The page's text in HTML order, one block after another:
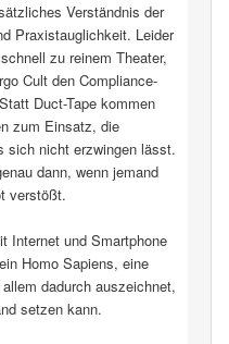
Verständnis der
Praxistauglichkeit. Leider
zu reinem Theater,
Cult den Compliance-
Duct-Tape kommen
zum Einsatz, die
sich nicht erzwingen lässt.
dann, wenn jemand
verstößt.
Internet und Smartphone
Homo Sapiens, eine
dadurch auszeichnet,
setzen kann.